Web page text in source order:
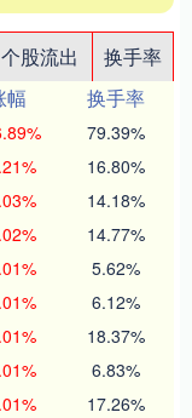
个股流出
换手率
幅
换手率
79.39%
16.80%
14.18%
14.77%
5.62%
6.12%
18.37%
6.83%
17.26%